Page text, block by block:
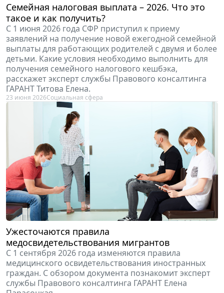
Семейная налоговая выплата – 2026. Что это
такое и как получить?
С 1 июня 2026 года СФР приступил к приему
заявлений на получение новой ежегодной семейной
выплаты для работающих родителей с двумя и более
детьми. Какие условия необходимо выполнить для
получения семейного налогового кешбэка,
расскажет эксперт службы Правового консалтинга
ГАРАНТ Титова Елена.
23 июня 2026Социальная сфера
Ужесточаются правила
медосвидетельствования мигрантов
С 1 сентября 2026 года изменяются правила
медицинского освидетельствования иностранных
граждан. С обзором документа познакомит эксперт
cлужбы Правового консалтинга ГАРАНТ Елена